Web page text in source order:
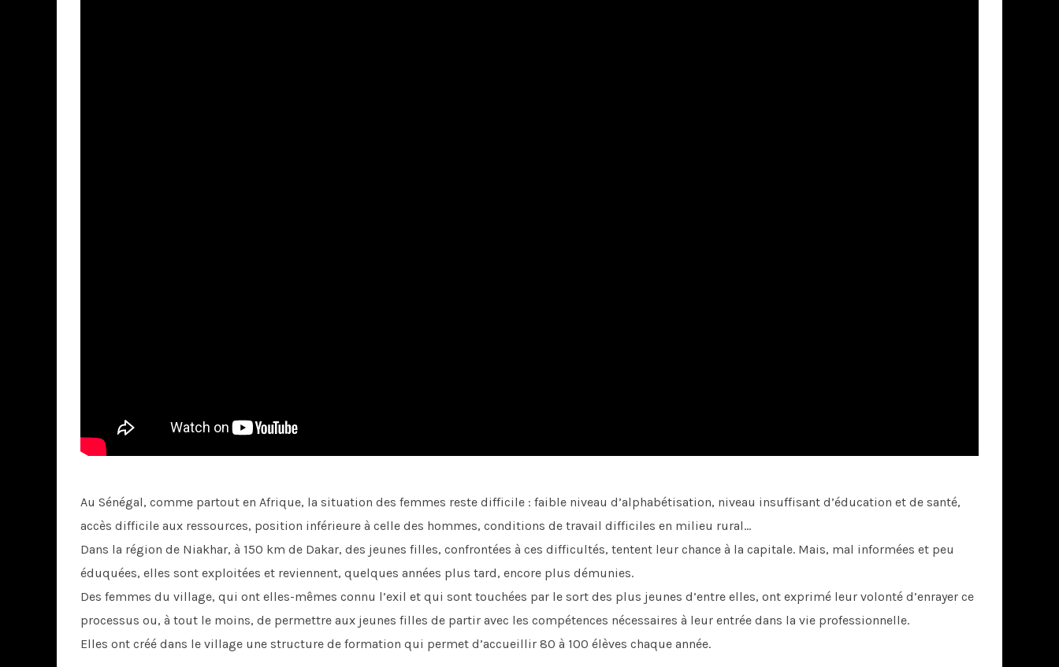
Au Sénégal, comme partout en Afrique, la situation des femmes reste difficile : faible niveau d’alphabétisation, niveau insuffisant d’éducation et de santé,
accès difficile aux ressources, position inférieure à celle des hommes, conditions de travail difficiles en milieu rural…
Dans la région de Niakhar, à 150 km de Dakar, des jeunes filles, confrontées à ces difficultés, tentent leur chance à la capitale. Mais, mal informées et peu
éduquées, elles sont exploitées et reviennent, quelques années plus tard, encore plus démunies.
Des femmes du village, qui ont elles-mêmes connu l’exil et qui sont touchées par le sort des plus jeunes d’entre elles, ont exprimé leur volonté d’enrayer ce
processus ou, à tout le moins, de permettre aux jeunes filles de partir avec les compétences nécessaires à leur entrée dans la vie professionnelle.
Elles ont créé dans le village une structure de formation qui permet d’accueillir 80 à 100 élèves chaque année.